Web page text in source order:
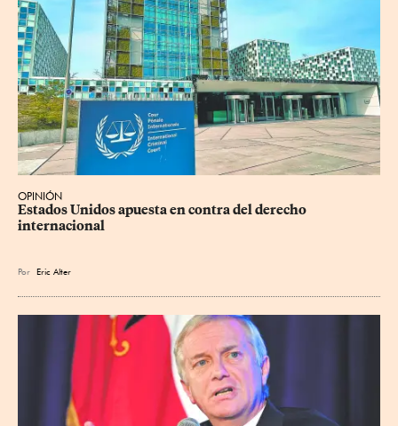
OPINIÓN
Estados Unidos apuesta en contra del derecho
internacional
Por Eric Alter